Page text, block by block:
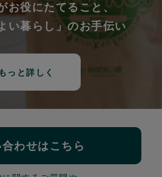
お役にたてること、
い暮らし」のお手伝い
もっと詳しく
わせはこちら